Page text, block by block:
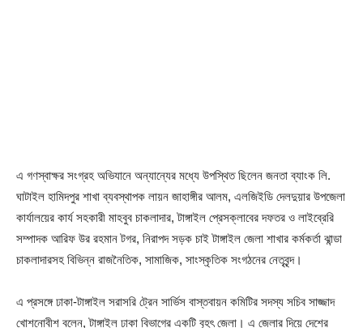
এ গণস্বাক্ষর সংগ্রহ অভিযানে অন্যান্যের মধ্যে উপস্থিত ছিলেন জনতা ব্যাংক লি.
ঘাটাইল হামিদপুর শাখা ব্যবস্থাপক লায়ন জাহাঙ্গীর আলম, এলজিইডি দেলদুয়ার উপজেলা
কার্যালয়ের কার্য সহকারী মাহবুব চাকলাদার, টাঙ্গাইল প্রেসক্লাবের দফতর ও লাইব্রেরি
সম্পাদক আরিফ উর রহমান টগর, নিরাপদ সড়ক চাই টাঙ্গাইল জেলা শাখার কর্মকর্তা ঝান্ডা
চাকলাদারসহ বিভিন্ন রাজনৈতিক, সামাজিক, সাংস্কৃতিক সংগঠনের নেতৃবৃন্দ।
এ প্রসঙ্গে ঢাকা-টাঙ্গাইল সরাসরি ট্রেন সার্ভিস বাস্তবায়ন কমিটির সদস্য সচিব সাজ্জাদ
খোশনোবীশ বলেন, টাঙ্গাইল ঢাকা বিভাগের একটি বৃহৎ জেলা। এ জেলার দিয়ে দেশের